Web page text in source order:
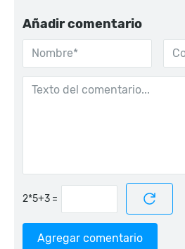
Añadir comentario
=
Agregar comentario